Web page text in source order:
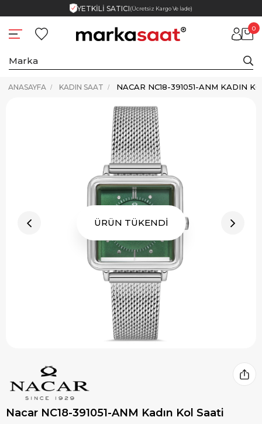
YETKİLİ SATICI(Ücretsiz Kargo Ve İade)
0
ANASAYFA KADIN SAAT NACAR NC18-391051-ANM KADIN
ÜRÜN TÜKENDİ
Nacar NC18-391051-ANM Kadın Kol Saati